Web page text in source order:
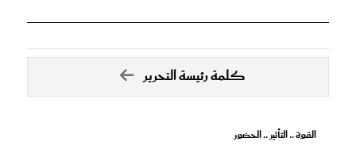
كلمة رئيسة التحرير
القوة .. التأثير .. الحضور